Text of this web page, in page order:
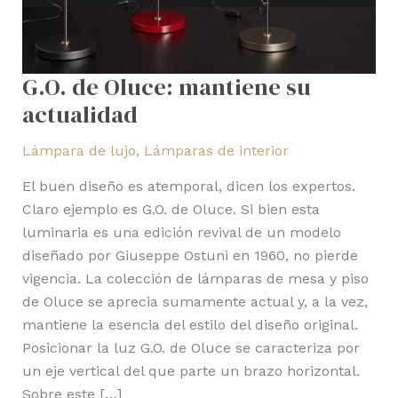
G.O. de Oluce: mantiene su
actualidad
Lámpara de lujo, Lámparas de interior
El buen diseño es atemporal, dicen los expertos.
Claro ejemplo es G.O. de Oluce. Si bien esta
luminaria es una edición revival de un modelo
diseñado por Giuseppe Ostuni en 1960, no pierde
vigencia. La colección de lámparas de mesa y piso
de Oluce se aprecia sumamente actual y, a la vez,
mantiene la esencia del estilo del diseño original.
Posicionar la luz G.O. de Oluce se caracteriza por
un eje vertical del que parte un brazo horizontal.
Sobre este […]